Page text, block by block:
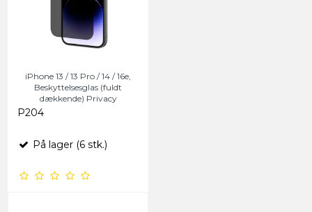
iPhone 13 / 13 Pro / 14 / 16e,
Beskyttelsesglas (fuldt
dækkende) Privacy
P204
På lager (6 stk.)